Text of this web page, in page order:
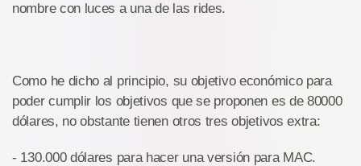
nombre con luces a una de las rides.
Como he dicho al principio, su objetivo económico para
poder cumplir los objetivos que se proponen es de 80000
dólares, no obstante tienen otros tres objetivos extra:
- 130.000 dólares para hacer una versión para MAC.